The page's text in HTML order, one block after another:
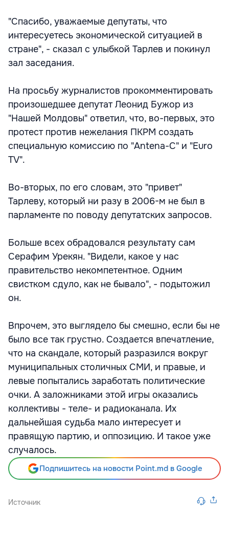
"Спасибо, уважаемые депутаты, что
интересуетесь экономической ситуацией в
стране", - сказал с улыбкой Тарлев и покинул
зал заседания.
На просьбу журналистов прокомментировать
произошедшее депутат Леонид Бужор из
"Нашей Молдовы" ответил, что, во-первых, это
протест против нежелания ПКРМ создать
специальную комиссию по "Antena-C" и "Euro
TV".
Во-вторых, по его словам, это "привет"
Тарлеву, который ни разу в 2006-м не был в
парламенте по поводу депутатских запросов.
Больше всех обрадовался результату сам
Серафим Урекян. "Видели, какое у нас
правительство некомпетентное. Одним
свистком сдуло, как не бывало", - подытожил
он.
Впрочем, это выглядело бы смешно, если бы не
было все так грустно. Создается впечатление,
что на скандале, который разразился вокруг
муниципальных столичных СМИ, и правые, и
левые попытались заработать политические
очки. А заложниками этой игры оказались
коллективы - теле- и радиоканала. Их
дальнейшая судьба мало интересует и
правящую партию, и оппозицию. И такое уже
случалось.
Подпишитесь на новости Point.md в Google
Источник